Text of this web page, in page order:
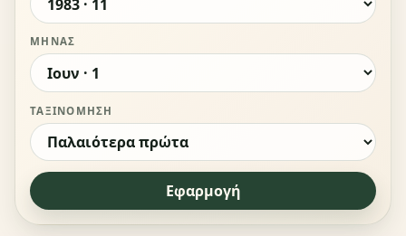
ΜΉΝΑΣ
ΤΑΞΙΝΌΜΗΣΗ
Εφαρμογή